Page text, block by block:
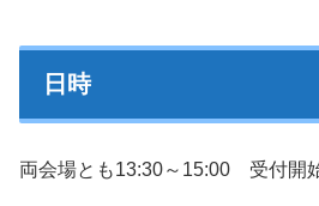
日時
両会場とも13:30～15:00 受付開